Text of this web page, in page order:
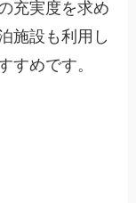
充実度を求め
施設も利用し
めです。